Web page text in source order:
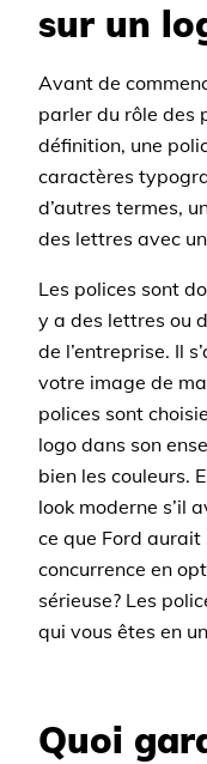
sur un
Avant de
parler du rôle des
définition, une
caractères
d’autres termes,
des lettres avec
Les polices sont
y a des lettres ou
de l’entreprise. Il
votre image de
polices sont
logo dans son
bien les couleurs.
look moderne s’il
ce que Ford
concurrence en
sérieuse? Les
qui vous êtes en
Quoi